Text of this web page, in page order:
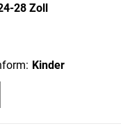
28 Zoll
Kinder